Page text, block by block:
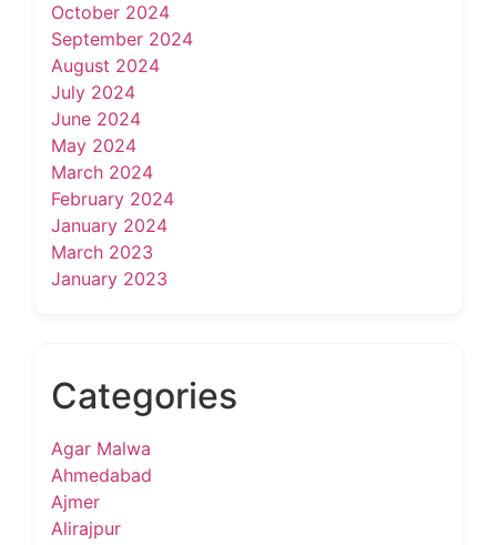
October 2024
September 2024
August 2024
July 2024
June 2024
May 2024
March 2024
February 2024
January 2024
March 2023
January 2023
Categories
Agar Malwa
Ahmedabad
Ajmer
Alirajpur